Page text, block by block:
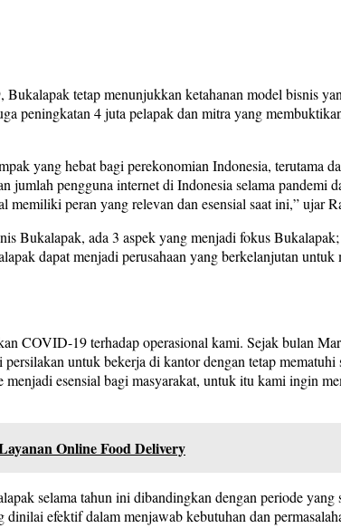
tetap menunjukkan ketahanan model bisnis
peningkatan 4 juta pelapak dan mitra yang
yang hebat bagi perekonomian Indonesia, terutama
jumlah pengguna internet di Indonesia selama
peran yang relevan dan esensial saat ini,” ujar
Bukalapak, ada 3 aspek yang menjadi fokus
dapat menjadi perusahaan yang berkelanjutan
COVID-19 terhadap operasional kami. Sejak bulan
untuk bekerja di kantor dengan tetap
esensial bagi masyarakat, untuk itu kami ingin
Online Food Delivery
selama tahun ini dibandingkan dengan periode
efektif dalam menjawab kebutuhan dan